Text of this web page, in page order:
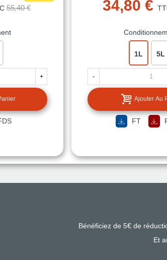
55,40 €
+
34,80 €
1L 5L
-
Ajouter Au
FT
Bénéficiez de 5€ de
Et